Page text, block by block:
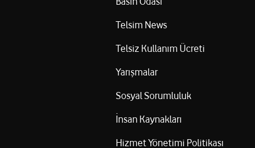
Telsim News
Telsiz Kullanım Ücreti
Yarışmalar
Sosyal Sorumluluk
İnsan Kaynakları
Hizmet Yönetimi Politikası